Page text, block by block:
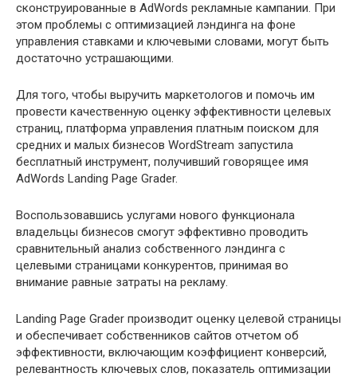
сконструированные в AdWords рекламные кампании. При
этом проблемы с оптимизацией лэндинга на фоне
управления ставками и ключевыми словами, могут быть
достаточно устрашающими.
Для того, чтобы выручить маркетологов и помочь им
провести качественную оценку эффективности целевых
страниц, платформа управления платным поиском для
средних и малых бизнесов WordStream запустила
бесплатный инструмент, получивший говорящее имя
AdWords Landing Page Grader.
Воспользовавшись услугами нового функционала
владельцы бизнесов смогут эффективно проводить
сравнительный анализ собственного лэндинга с
целевыми страницами конкурентов, принимая во
внимание равные затраты на рекламу.
Landing Page Grader производит оценку целевой страницы
и обеспечивает собственников сайтов отчетом об
эффективности, включающим коэффициент конверсий,
релевантность ключевых слов, показатель оптимизации